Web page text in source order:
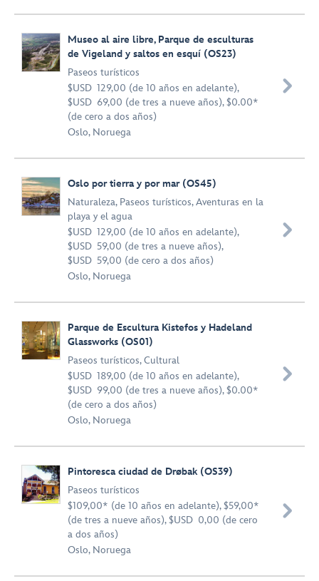
Museo al aire libre, Parque de esculturas
de Vigeland y saltos en esquí (OS23)
Paseos turísticos
$USD 129,00 (de 10 años en adelante),
$USD 69,00 (de tres a nueve años), $0.00*
(de cero a dos años)
Oslo, Noruega

Oslo por tierra y por mar (OS45)
Naturaleza, Paseos turísticos,Aventuras en la
playa y el agua
$USD 129,00 (de 10 años en adelante),
$USD 59,00 (de tres a nueve años),
$USD 59,00 (de cero a dos años)
Oslo, Noruega

Parque de Escultura Kistefos y Hadeland
Glassworks (OS01)
Paseos turísticos,Cultural
$USD 189,00 (de 10 años en adelante),
$USD 99,00 (de tres a nueve años), $0.00*
(de cero a dos años)
Oslo, Noruega

Pintoresca ciudad de Drøbak (OS39)
Paseos turísticos
$109,00* (de 10 años en adelante), $59,00*
(de tres a nueve años), $USD 0,00 (de cero
a dos años)
Oslo, Noruega
